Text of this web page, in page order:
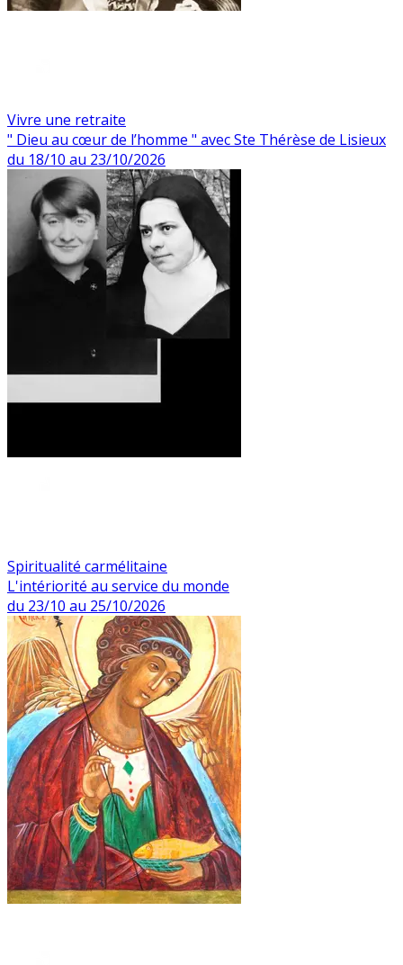
Vivre une retraite
" Dieu au cœur de l’homme " avec Ste Thérèse de Lisieux
du 18/10 au 23/10/2026
Spiritualité carmélitaine
L'intériorité au service du monde
du 23/10 au 25/10/2026